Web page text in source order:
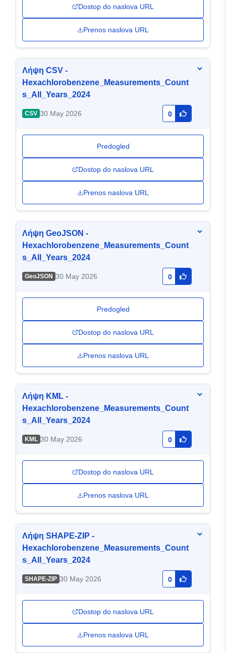
Dostop do naslova URL
Prenos naslova URL
Λήψη CSV -
Hexachlorobenzene_Measurements_Count
s_All_Years_2024
CSV 30 May 2026 0
Predogled
Dostop do naslova URL
Prenos naslova URL
Λήψη GeoJSON -
Hexachlorobenzene_Measurements_Count
s_All_Years_2024
GeoJSON 30 May 2026 0
Predogled
Dostop do naslova URL
Prenos naslova URL
Λήψη KML -
Hexachlorobenzene_Measurements_Count
s_All_Years_2024
KML 30 May 2026 0
Dostop do naslova URL
Prenos naslova URL
Λήψη SHAPE-ZIP -
Hexachlorobenzene_Measurements_Count
s_All_Years_2024
SHAPE-ZIP 30 May 2026 0
Dostop do naslova URL
Prenos naslova URL